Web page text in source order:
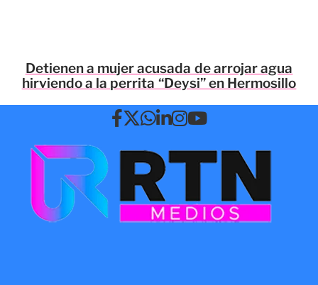
Detienen a mujer acusada de arrojar agua
hirviendo a la perrita “Deysi” en Hermosillo